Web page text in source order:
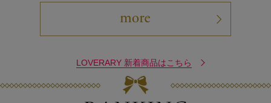
LOVERARY 新着商品はこちら